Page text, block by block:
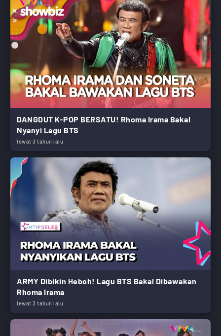
DANGDUT K-POP BERSATU! Rhoma Irama Bakal
Nyanyi Lagu BTS
lewat 3 tahun lalu
ARMY Dibikin Heboh! Lagu BTS Bakal Dibawakan
Rhoma Irama
lewat 3 tahun lalu